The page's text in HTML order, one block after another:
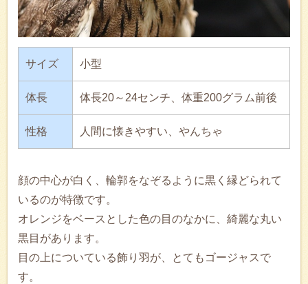
サイズ 小型
体長 体長20～24センチ、体重200グラム前後
性格 人間に懐きやすい、やんちゃ
顔の中心が白く、輪郭をなぞるように黒く縁どられて
いるのが特徴です。
オレンジをベースとした色の目のなかに、綺麗な丸い
黒目があります。
目の上についている飾り羽が、とてもゴージャスで
す。